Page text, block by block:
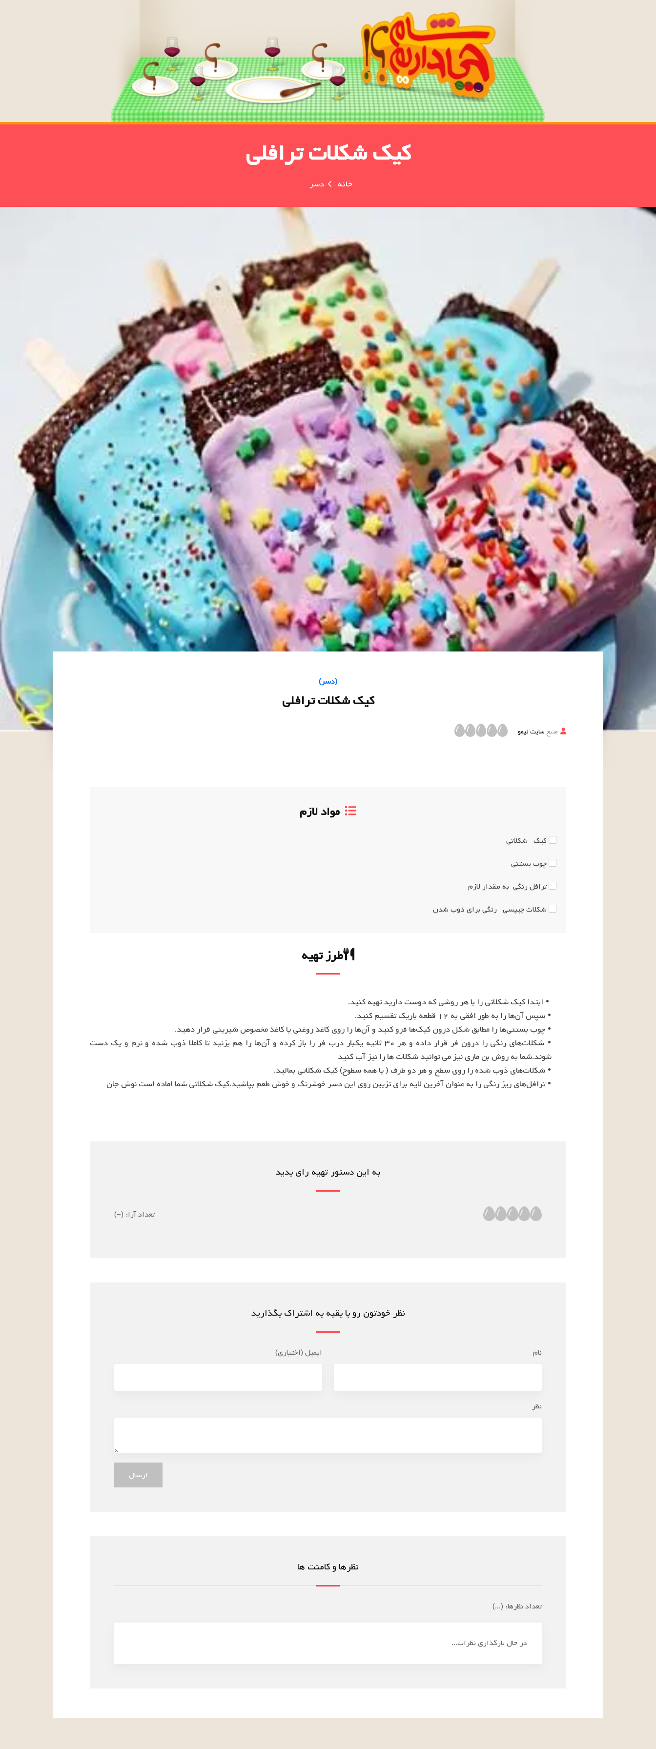
کیک شکلات ترافلی
خانه دسر
(دسر)
کیک شکلات ترافلی
منبع سایت لیمو
مواد لازم
کیک شکلاتی
چوب بستنی
ترافل رنگی به مقدار لازم
شکلات چیپسی رنگی برای ذوب شدن
طرز تهیه
• ترافل‌های ریز رنگی را به عنوان آخرین لایه برای تزیین روی این دسر خوشرنگ و خوش طعم بپاشید.کیک شکلاتی شما اماده است نوش جان
به این دستور تهیه رای بدید
تعداد آرا: (
–
)
نظر خودتون رو با بقیه به اشتراک بگذارید
نام ایمیل (اختیاری)
نظر
ارسال
نظرها و کامنت ها
تعداد نظرها: (
...
)
در حال بارگذاری نظرات...